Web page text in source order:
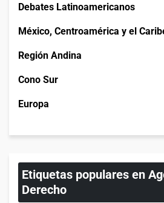
Debates Latinoamericanos
México, Centroamérica y el
Región Andina
Cono Sur
Europa
Etiquetas populares en
Derecho